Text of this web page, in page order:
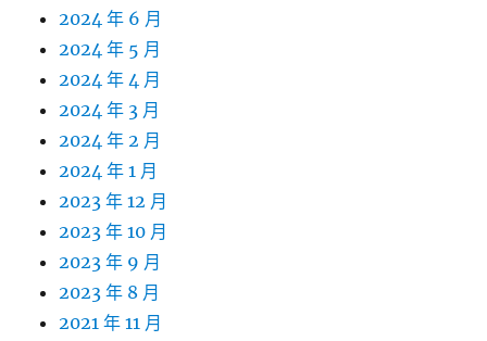
2024 年 6 月
2024 年 5 月
2024 年 4 月
2024 年 3 月
2024 年 2 月
2024 年 1 月
2023 年 12 月
2023 年 10 月
2023 年 9 月
2023 年 8 月
2021 年 11 月